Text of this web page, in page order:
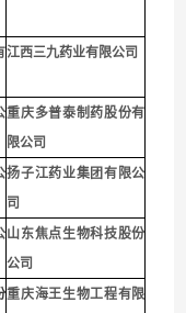
江西三九药业有限公司
重庆多普泰制药股份有
限公司
扬子江药业集团有限公
司
山东焦点生物科技股份
公司
重庆海王生物工程有限